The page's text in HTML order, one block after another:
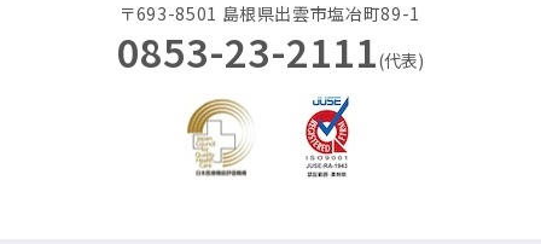
〒693-8501 島根県出雲市塩冶町89-1
0853-23-2111(代表)